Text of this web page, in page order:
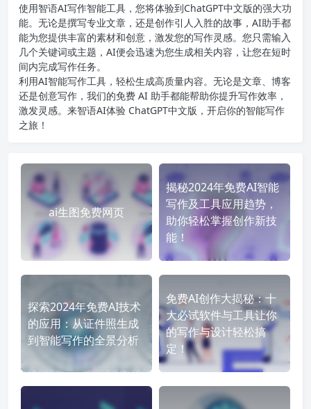
使用智语AI写作智能工具，您将体验到ChatGPT中文版的强大功
能。无论是撰写专业文章，还是创作引人入胜的故事，AI助手都
能为您提供丰富的素材和创意，激发您的写作灵感。您只需输入
几个关键词或主题，AI便会迅速为您生成相关内容，让您在短时
间内完成写作任务。
利用AI智能写作工具，轻松生成高质量内容。无论是文章、博客
还是创意写作，我们的免费 AI 助手都能帮助你提升写作效率，
激发灵感。来智语AI体验 ChatGPT中文版 ，开启你的智能写作
之旅！
ai生图免费网页
揭秘2024年免费AI智能
写作及工具应用趋势，
助你轻松掌握创作新技
能！
探索2024年免费AI技术
的应用：从证件照生成
到智能写作的全景分析
免费AI创作大揭秘：十
大必试软件与工具让你
的写作与设计轻松搞
定！